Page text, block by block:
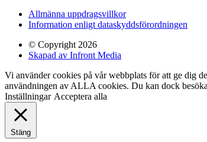
Allmänna uppdragsvillkor
Information enligt dataskyddsförordningen
© Copyright 2026
Skapad av Infront Media
Vi använder cookies på vår webbplats för att ge dig
användningen av ALLA cookies. Du kan dock
Inställningar Acceptera alla
Stäng